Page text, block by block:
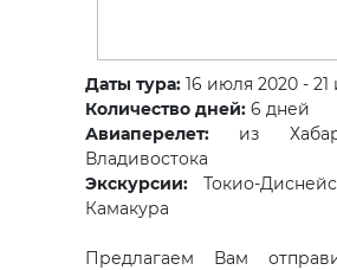
Даты тура: 16 июля 2020 -
Количество дней:6 дней
Авиаперелет: из
Владивостока
Экскурсии: Токио-
Камакура
Предлагаем Вам